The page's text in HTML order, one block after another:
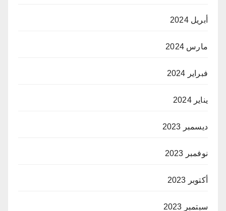
أبريل 2024
مارس 2024
فبراير 2024
يناير 2024
ديسمبر 2023
نوفمبر 2023
أكتوبر 2023
سبتمبر 2023